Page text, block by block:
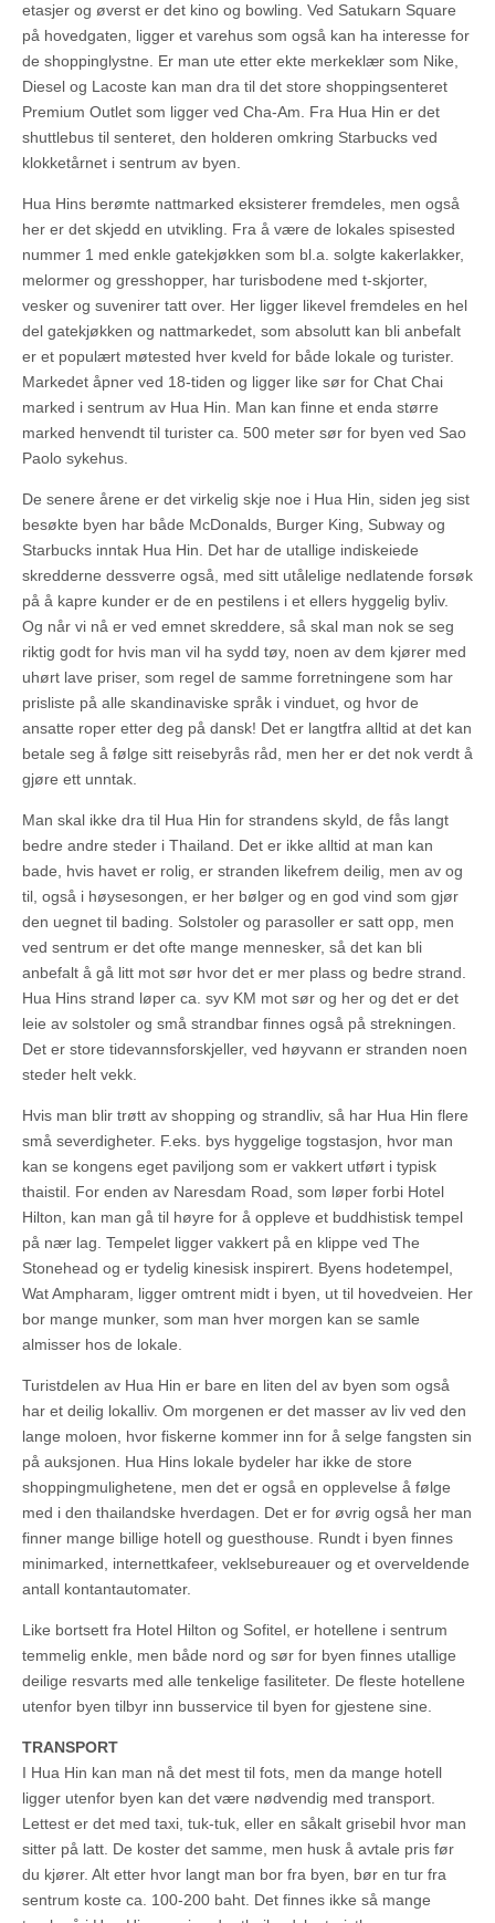
etasjer og øverst er det kino og bowling. Ved Satukarn Square
på hovedgaten, ligger et varehus som også kan ha interesse for
de shoppinglystne. Er man ute etter ekte merkeklær som Nike,
Diesel og Lacoste kan man dra til det store shoppingsenteret
Premium Outlet som ligger ved Cha-Am. Fra Hua Hin er det
shuttlebus til senteret, den holderen omkring Starbucks ved
klokketårnet i sentrum av byen.
Hua Hins berømte nattmarked eksisterer fremdeles, men også
her er det skjedd en utvikling. Fra å være de lokales spisested
nummer 1 med enkle gatekjøkken som bl.a. solgte kakerlakker,
melormer og gresshopper, har turisbodene med t-skjorter,
vesker og suvenirer tatt over. Her ligger likevel fremdeles en hel
del gatekjøkken og nattmarkedet, som absolutt kan bli anbefalt
er et populært møtested hver kveld for både lokale og turister.
Markedet åpner ved 18-tiden og ligger like sør for Chat Chai
marked i sentrum av Hua Hin. Man kan finne et enda større
marked henvendt til turister ca. 500 meter sør for byen ved Sao
Paolo sykehus.
De senere årene er det virkelig skje noe i Hua Hin, siden jeg sist
besøkte byen har både McDonalds, Burger King, Subway og
Starbucks inntak Hua Hin. Det har de utallige indiskeiede
skredderne dessverre også, med sitt utålelige nedlatende forsøk
på å kapre kunder er de en pestilens i et ellers hyggelig byliv.
Og når vi nå er ved emnet skreddere, så skal man nok se seg
riktig godt for hvis man vil ha sydd tøy, noen av dem kjører med
uhørt lave priser, som regel de samme forretningene som har
prisliste på alle skandinaviske språk i vinduet, og hvor de
ansatte roper etter deg på dansk! Det er langtfra alltid at det kan
betale seg å følge sitt reisebyrås råd, men her er det nok verdt å
gjøre ett unntak.
Man skal ikke dra til Hua Hin for strandens skyld, de fås langt
bedre andre steder i Thailand. Det er ikke alltid at man kan
bade, hvis havet er rolig, er stranden likefrem deilig, men av og
til, også i høysesongen, er her bølger og en god vind som gjør
den uegnet til bading. Solstoler og parasoller er satt opp, men
ved sentrum er det ofte mange mennesker, så det kan bli
anbefalt å gå litt mot sør hvor det er mer plass og bedre strand.
Hua Hins strand løper ca. syv KM mot sør og her og det er det
leie av solstoler og små strandbar finnes også på strekningen.
Det er store tidevannsforskjeller, ved høyvann er stranden noen
steder helt vekk.
Hvis man blir trøtt av shopping og strandliv, så har Hua Hin flere
små severdigheter. F.eks. bys hyggelige togstasjon, hvor man
kan se kongens eget paviljong som er vakkert utført i typisk
thaistil. For enden av Naresdam Road, som løper forbi Hotel
Hilton, kan man gå til høyre for å oppleve et buddhistisk tempel
på nær lag. Tempelet ligger vakkert på en klippe ved The
Stonehead og er tydelig kinesisk inspirert. Byens hodetempel,
Wat Ampharam, ligger omtrent midt i byen, ut til hovedveien. Her
bor mange munker, som man hver morgen kan se samle
almisser hos de lokale.
Turistdelen av Hua Hin er bare en liten del av byen som også
har et deilig lokalliv. Om morgenen er det masser av liv ved den
lange moloen, hvor fiskerne kommer inn for å selge fangsten sin
på auksjonen. Hua Hins lokale bydeler har ikke de store
shoppingmulighetene, men det er også en opplevelse å følge
med i den thailandske hverdagen. Det er for øvrig også her man
finner mange billige hotell og guesthouse. Rundt i byen finnes
minimarked, internettkafeer, veklsebureauer og et overveldende
antall kontantautomater.
Like bortsett fra Hotel Hilton og Sofitel, er hotellene i sentrum
temmelig enkle, men både nord og sør for byen finnes utallige
deilige resvarts med alle tenkelige fasiliteter. De fleste hotellene
utenfor byen tilbyr inn busservice til byen for gjestene sine.
TRANSPORT
I Hua Hin kan man nå det mest til fots, men da mange hotell
ligger utenfor byen kan det være nødvendig med transport.
Lettest er det med taxi, tuk-tuk, eller en såkalt grisebil hvor man
sitter på latt. De koster det samme, men husk å avtale pris før
du kjører. Alt etter hvor langt man bor fra byen, bør en tur fra
sentrum koste ca. 100-200 baht. Det finnes ikke så mange